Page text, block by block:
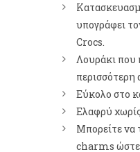
υπογράφει
Crocs.
Λουράκι που
περισσότερη
Εύκολο στο
Ελαφρύ
Μπορείτε να
charms ώστε